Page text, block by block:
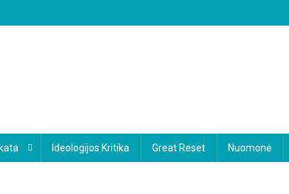
Ideologijos Kritika Great Reset Nuomonė